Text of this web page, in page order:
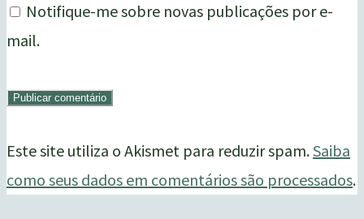
Notifique-me sobre novas publicações por e-
mail.
Este site utiliza o Akismet para reduzir spam.Saiba
como seus dados em comentários são processados.